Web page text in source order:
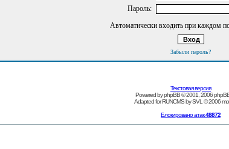
Пароль:
Автоматически входить при каждом
Забыли пароль?
Текстовая версия
Powered byphpBB© 2001, 2006
Adapted forRUNCMSbySVL © 2006
Блокировано атак48872